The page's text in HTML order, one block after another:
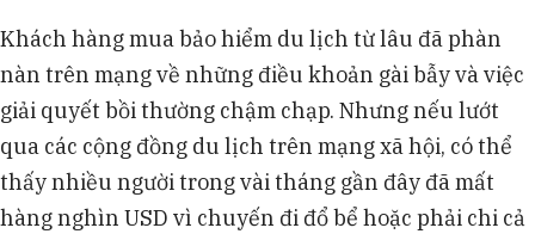
Khách hàng mua bảo hiểm du lịch từ lâu đã phàn
nàn trên mạng về những điều khoản gài bẫy và việc
giải quyết bồi thường chậm chạp. Nhưng nếu lướt
qua các cộng đồng du lịch trên mạng xã hội, có thể
thấy nhiều người trong vài tháng gần đây đã mất
hàng nghìn USD vì chuyến đi đổ bể hoặc phải chi cả